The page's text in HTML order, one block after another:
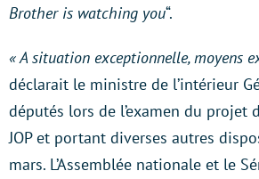
Brother is watching you“.
« A situation exceptionnelle, moyens
déclarait le ministre de l’intérieur
députés lors de l’examen du projet
JOP et portant diverses autres
mars. L’Assemblée nationale et le